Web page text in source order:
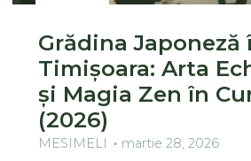
Grădina Japoneză
Timișoara: Arta
și Magia Zen în
(2026)
MESIMELI
martie 28, 2026